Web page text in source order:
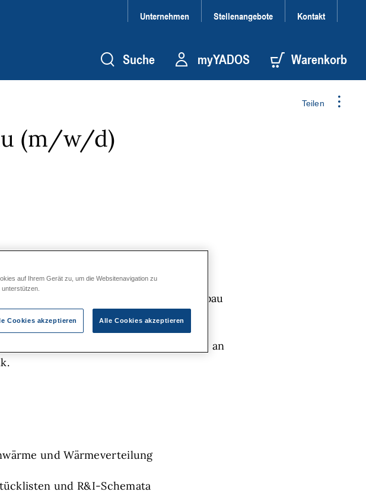
Unternehmen Stellenangebote Kontakt
Suche myYADOS Warenkorb
Teilen
(m/w/d)
und dein Können im Rohrleitungsbau
von morgen und arbeitest an
und Wärmeverteilung
und R&I-Schemata
auf Ihrem Gerät zu, um die Websitenavigation zu
Cookies akzeptieren Alle Cookies akzeptieren